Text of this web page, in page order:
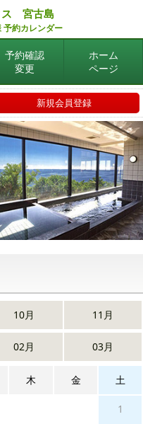
ス 宮古島
予約カレンダー
予約確認
変更
ホーム
ページ
新規会員登録
10月 11月
02月 03月
木 金 土
1